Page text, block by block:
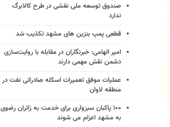
صندوق توسعه ملی نقشی در طرح کالابرگ
ندارد
قطعی پمپ بنزین های مشهد تکذیب شد
امیر الهامی: خبرنگاران در مقابله با روایت‌سازی
دشمن نقش مهمی دارند
عملیات موفق تعمیرات اسکله صادراتی نفت در
منطقه لاوان
۱۰۰ پاکبان سبزواری برای خدمت به زائران رضوی
به مشهد اعزام می شوند